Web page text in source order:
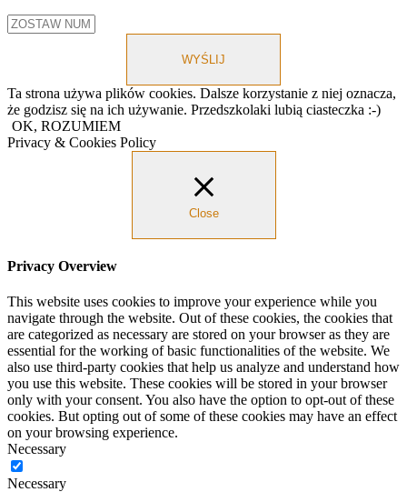
WYŚLIJ
Ta strona używa plików cookies. Dalsze korzystanie z niej oznacza,
że godzisz się na ich używanie. Przedszkolaki lubią ciasteczka :-)
OK, ROZUMIEM
Privacy & Cookies Policy
Close
Privacy Overview
This website uses cookies to improve your experience while you
navigate through the website. Out of these cookies, the cookies that
are categorized as necessary are stored on your browser as they are
essential for the working of basic functionalities of the website. We
also use third-party cookies that help us analyze and understand how
you use this website. These cookies will be stored in your browser
only with your consent. You also have the option to opt-out of these
cookies. But opting out of some of these cookies may have an effect
on your browsing experience.
Necessary
Necessary